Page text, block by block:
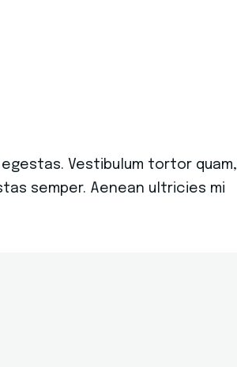
Vestibulum tortor quam,
semper. Aenean ultricies mi